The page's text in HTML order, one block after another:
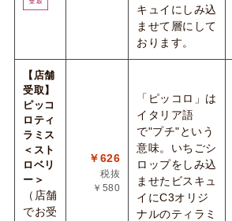
キュイにしみ込
ませて層にして
おります。
【店舗
受取】
ピッコ
ロティ
ラミス
＜スト
ロベリ
ー＞
（店舗
でお受
￥626
税抜
￥580
「ピッコロ」は
イタリア語
で"プチ"という
意味。いちごシ
ロップをしみ込
ませたビスキュ
イにC3オリジ
ナルのティラミ